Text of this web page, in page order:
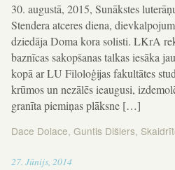
30. augustā, 2015, Sunākstes
Stendera atceres diena,
dziedāja Doma kora solisti. LKrA
baznīcas sakopšanas talkas iesāka
kopā ar LU Filoloģijas fakultātes
krūmos un nezālēs ieaugusi,
granīta piemiņas plāksne […]
Dace Dolace, Guntis Dišlers,
27. Jūnijs, 201413:31